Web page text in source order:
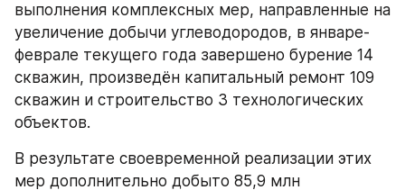
выполнения комплексных мер, направленные на
увеличение добычи углеводородов, в январе-
феврале текущего года завершено бурение 14
скважин, произведён капитальный ремонт 109
скважин и строительство 3 технологических
объектов.
В результате своевременной реализации этих
мер дополнительно добыто 85,9 млн